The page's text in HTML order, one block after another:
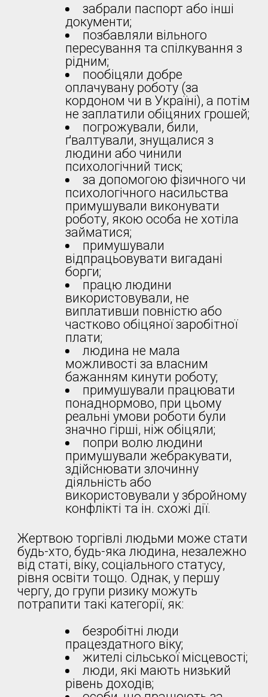
забрали паспорт або інші
документи;
позбавляли вільного
пересування та спілкування з
рідним;
пообіцяли добре
оплачувану роботу (за
кордоном чи в Україні), а потім
не заплатили обіцяних грошей;
погрожували, били,
ґвалтували, знущалися з
людини або чинили
психологічний тиск;
за допомогою фізичного чи
психологічного насильства
примушували виконувати
роботу, якою особа не хотіла
займатися;
примушували
відпрацьовувати вигадані
борги;
працю людини
використовували, не
виплативши повністю або
частково обіцяної заробітної
плати;
людина не мала
можливості за власним
бажанням кинути роботу;
примушували працювати
понаднормово, при цьому
реальні умови роботи були
значно гірші, ніж обіцяли;
попри волю людини
примушували жебракувати,
здійснювати злочинну
діяльність або
використовували у збройному
конфлікті та ін. схожі дії.
Жертвою торгівлі людьми може стати
будь-хто, будь-яка людина, незалежно
від статі, віку, соціального статусу,
рівня освіти тощо. Однак, у першу
чергу, до групи ризику можуть
потрапити такі категорії, як:
безробітні люди
працездатного віку;
жителі сільської місцевості;
люди, які мають низький
рівень доходів;